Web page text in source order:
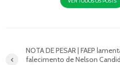
NOTA DE PESAR | FAEP
falecimento de Nelson